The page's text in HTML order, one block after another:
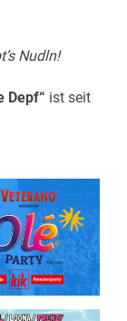
Nudln!
Depf“ ist seit